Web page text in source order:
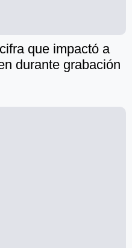
que impactó a
durante grabación